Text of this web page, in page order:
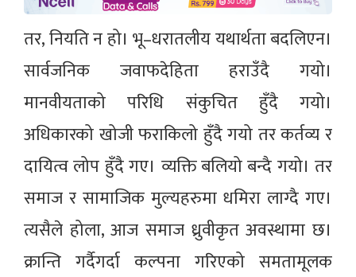
तर, नियति न हो। भू–धरातलीय यथार्थता बदलिएन।
सार्वजनिक जवाफदेहिता हराउँदै गयो।
मानवीयताको परिधि संकुचित हुँदै गयो।
अधिकारको खोजी फराकिलो हुँदै गयो तर कर्तव्य र
दायित्व लोप हुँदै गए। व्यक्ति बलियो बन्दै गयो। तर
समाज र सामाजिक मुल्यहरुमा धमिरा लाग्दै गए।
त्यसैले होला, आज समाज ध्रुवीकृत अवस्थामा छ।
क्रान्ति गर्दैगर्दा कल्पना गरिएको समतामूलक